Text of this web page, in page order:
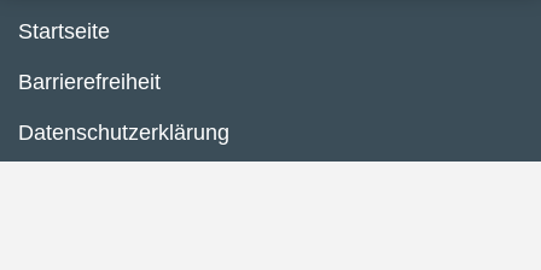
Startseite
Barrierefreiheit
Datenschutzerklärung